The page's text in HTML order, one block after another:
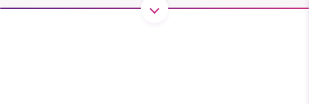
SMB kämpar för en hållbar framtid. Sedan